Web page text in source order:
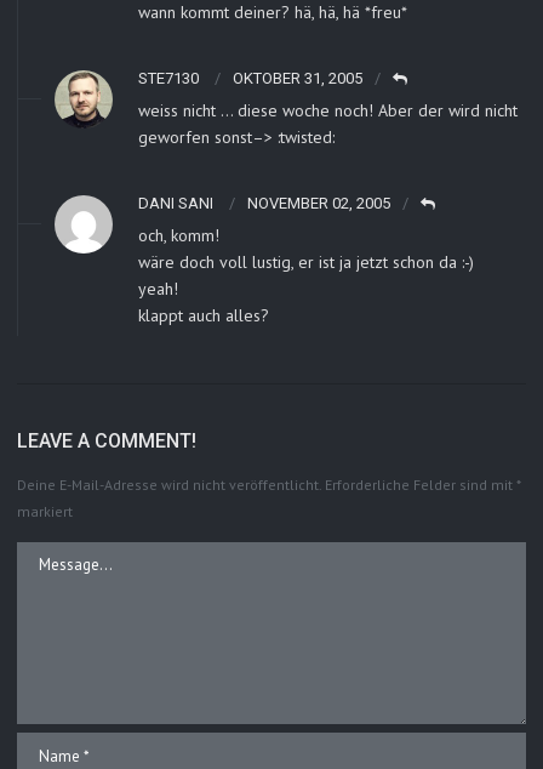
wann kommt deiner? hä, hä, hä *freu*
STE7130 OKTOBER 31, 2005
weiss nicht … diese woche noch! Aber der wird nicht
geworfen sonst–> :twisted:
DANI SANI NOVEMBER 02, 2005
och, komm!
wäre doch voll lustig, er ist ja jetzt schon da :-)
yeah!
klappt auch alles?
LEAVE A COMMENT!
Deine E-Mail-Adresse wird nicht veröffentlicht. Erforderliche Felder sind mit *
markiert